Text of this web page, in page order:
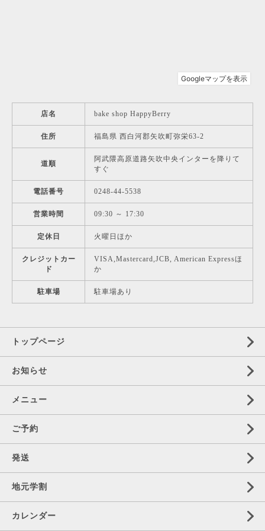
店名 bake shop HappyBerry
住所 福島県 西白河郡矢吹町弥栄63-2
道順
阿武隈高原道路矢吹中央インターを降りて
すぐ
電話番号 0248-44-5538
営業時間 09:30 ～ 17:30
定休日 火曜日ほか
クレジットカー
ド
VISA,Mastercard,JCB, American Expressほ
か
駐車場 駐車場あり
トップページ
お知らせ
メニュー
ご予約
発送
地元学割
カレンダー